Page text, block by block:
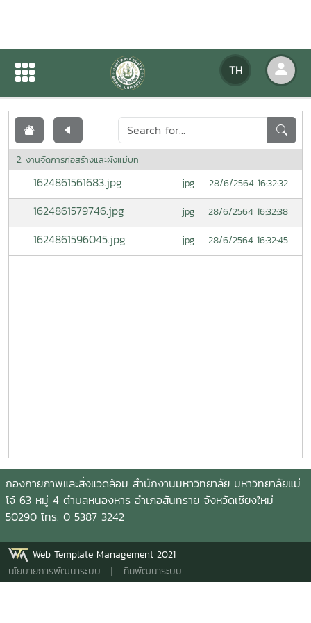
TH
เอกสารเผยแพร่
2. งานจัดการก่อสร้างและผังแม่บท
1624861561683.jpg jpg 28/6/2564 16:32:32
1624861579746.jpg jpg 28/6/2564 16:32:38
1624861596045.jpg jpg 28/6/2564 16:32:45
กองกายภาพและสิ่งแวดล้อม สำนักงานมหาวิทยาลัย มหาวิทยาลัยแม่
โจ้ 63 หมู่ 4 ตำบลหนองหาร อำเภอสันทราย จังหวัดเชียงใหม่
50290 โทร. 0 5387 3242
Web Template Management 2021
นโยบายการพัฒนาระบบ | ทีมพัฒนาระบบ